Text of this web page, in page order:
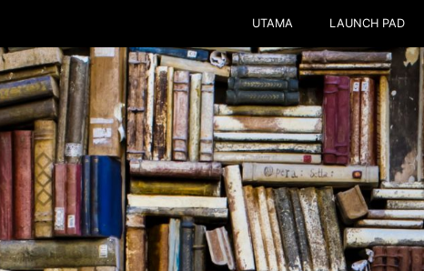
UTAMA LAUNCH PAD